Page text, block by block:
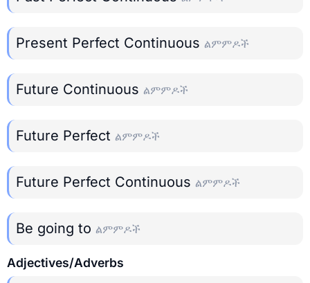
Present Perfect Continuous ልምምዶች
Future Continuous ልምምዶች
Future Perfect ልምምዶች
Future Perfect Continuous ልምምዶች
Be going to ልምምዶች
Adjectives/Adverbs